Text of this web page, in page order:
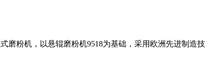
粉机，以悬辊磨粉机9518为基础，采用欧洲先进制造技